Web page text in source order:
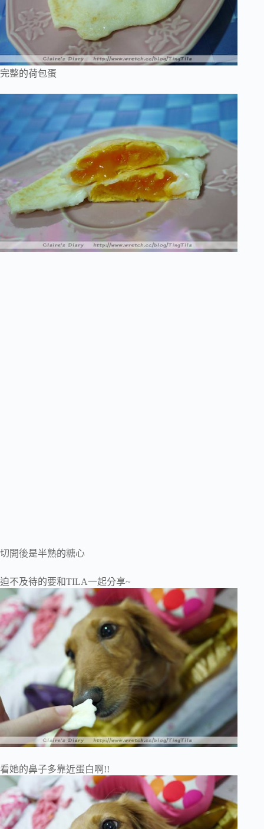
完整的荷包蛋
切開後是半熟的糖心
迫不及待的要和TILA一起分享~
看她的鼻子多靠近蛋白啊!!